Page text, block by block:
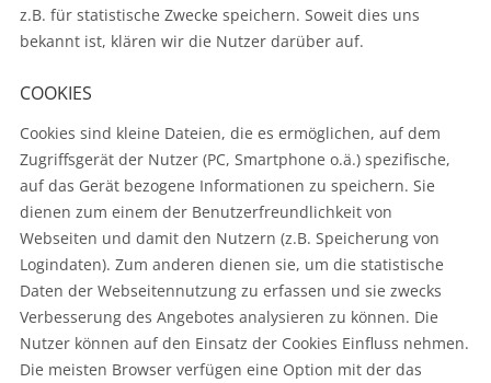
z.B. für statistische Zwecke speichern. Soweit dies uns
bekannt ist, klären wir die Nutzer darüber auf.
COOKIES
Cookies sind kleine Dateien, die es ermöglichen, auf dem
Zugriffsgerät der Nutzer (PC, Smartphone o.ä.) spezifische,
auf das Gerät bezogene Informationen zu speichern. Sie
dienen zum einem der Benutzerfreundlichkeit von
Webseiten und damit den Nutzern (z.B. Speicherung von
Logindaten). Zum anderen dienen sie, um die statistische
Daten der Webseitennutzung zu erfassen und sie zwecks
Verbesserung des Angebotes analysieren zu können. Die
Nutzer können auf den Einsatz der Cookies Einfluss nehmen.
Die meisten Browser verfügen eine Option mit der das